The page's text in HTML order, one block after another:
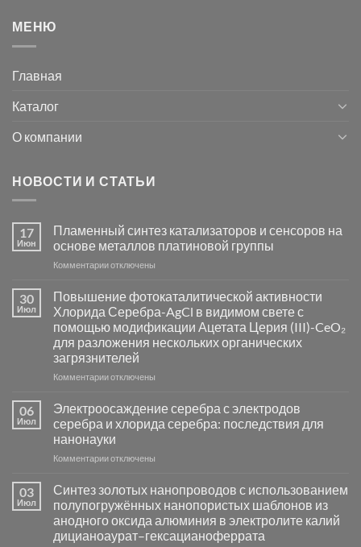
МЕНЮ
Главная
Каталог
О компании
НОВОСТИ И СТАТЬИ
17
Июн
Пламенный синтез катализаторов и сенсоров на
основе металлов платиновой группы
Комментариик
Пламенный
синтез
катализаторов
и
сенсоров
на
основе
группы
отключены
30
Июл
Повышение фотокаталитической активности
Хлорида Серебра-AgCl в видимом свете с
помощью модификации Ацетата Церия (III)-CeO₂
для разложения нескольких органических
загрязнителей
Комментариик
фотокаталитической
активности
Хлорида
Серебра-
в
видимом
свете
с
помощью
отключены
06
Июл
Электроосаждение серебра с электродов
серебра и хлорида серебра: последствия для
нанонауки
Комментариик
серебра
с
электродов
серебра
отключены
03
Июл
Синтез золотых нанопроводов с использованием
полупогружённых нанопористых шаблонов из
анодного оксида алюминия в электролите калий
дицианоаурат–гексацианоферрата